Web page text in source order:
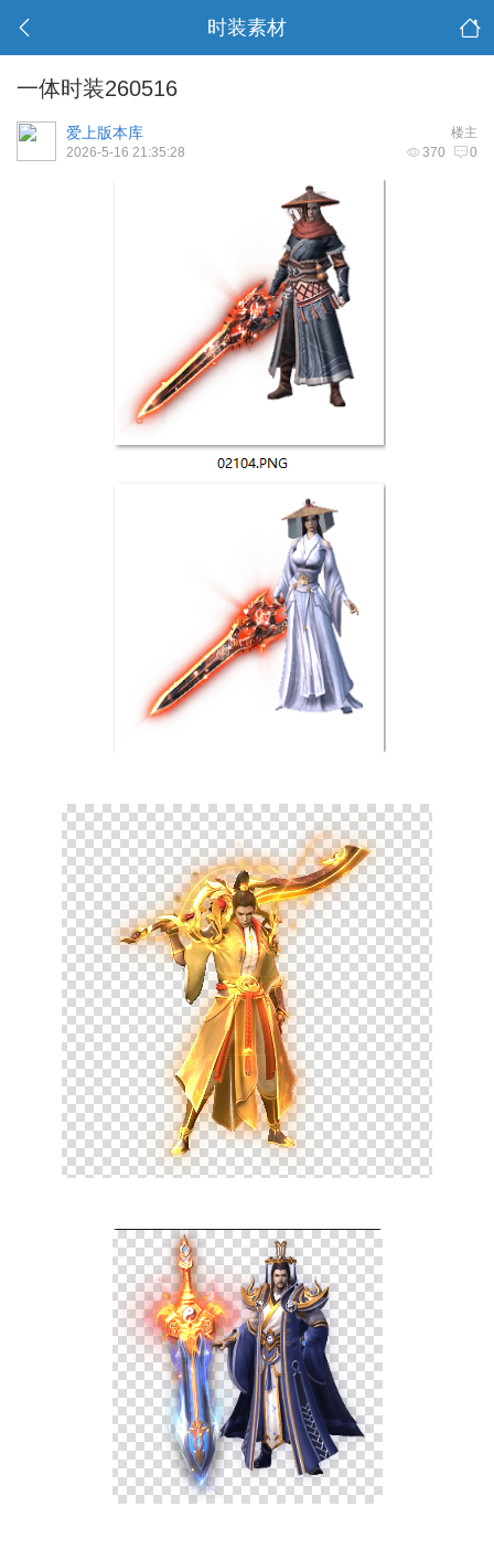
时装素材
一体时装260516
楼主
爱上版本库
370 0
2026-5-16 21:35:28